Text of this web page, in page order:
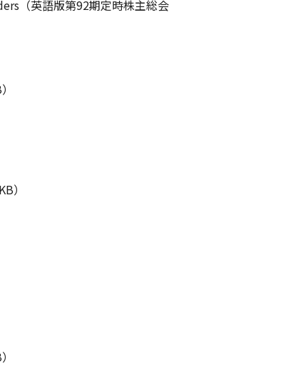
（英語版第92期定時株主総会
）